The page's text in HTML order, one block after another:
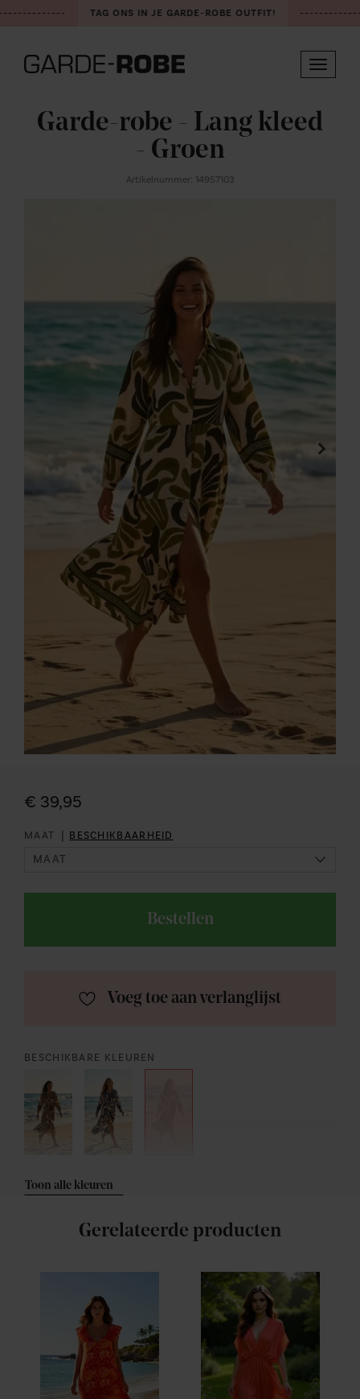
TAG ONS IN JE GARDE-ROBE OUTFIT!
Toggle
Garde-robe - Lang kleed
- Groen
Artikelnummer: 14957103
€ 39,95
MAAT | BESCHIKBAARHEID
BESCHIKBARE KLEUREN
Toon alle kleuren
Bestellen
Voeg toe aan verlanglijst
Gerelateerde producten